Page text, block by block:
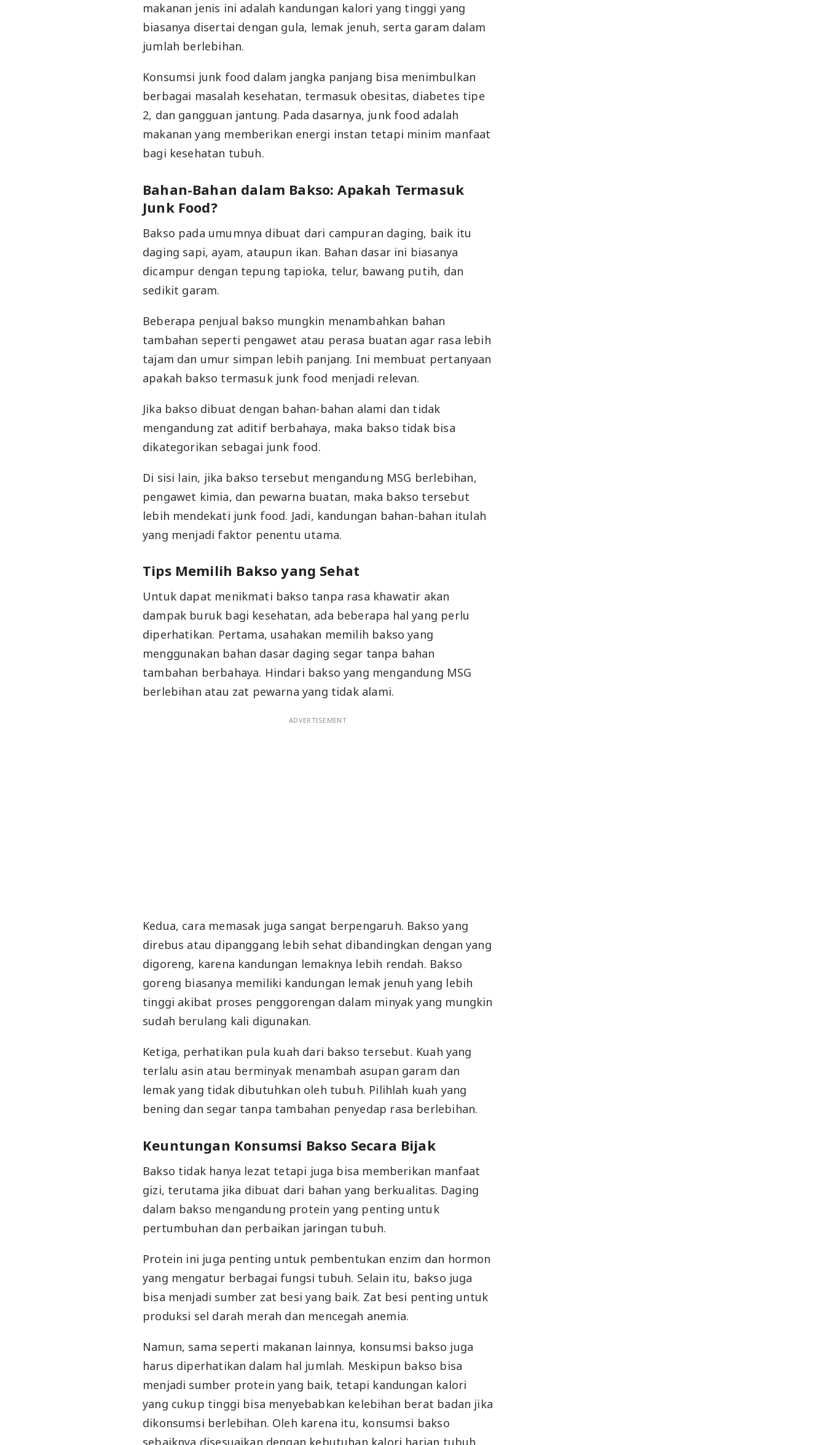
makanan jenis ini adalah kandungan kalori yang tinggi yang
biasanya disertai dengan gula, lemak jenuh, serta garam dalam
jumlah berlebihan.
Konsumsi junk food dalam jangka panjang bisa menimbulkan
berbagai masalah kesehatan, termasuk obesitas, diabetes tipe
2, dan gangguan jantung. Pada dasarnya, junk food adalah
makanan yang memberikan energi instan tetapi minim manfaat
bagi kesehatan tubuh.
Bahan-Bahan dalam Bakso: Apakah Termasuk
Junk Food?
Bakso pada umumnya dibuat dari campuran daging, baik itu
daging sapi, ayam, ataupun ikan. Bahan dasar ini biasanya
dicampur dengan tepung tapioka, telur, bawang putih, dan
sedikit garam.
Beberapa penjual bakso mungkin menambahkan bahan
tambahan seperti pengawet atau perasa buatan agar rasa lebih
tajam dan umur simpan lebih panjang. Ini membuat pertanyaan
apakah bakso termasuk junk food menjadi relevan.
Jika bakso dibuat dengan bahan-bahan alami dan tidak
mengandung zat aditif berbahaya, maka bakso tidak bisa
dikategorikan sebagai junk food.
Di sisi lain, jika bakso tersebut mengandung MSG berlebihan,
pengawet kimia, dan pewarna buatan, maka bakso tersebut
lebih mendekati junk food. Jadi, kandungan bahan-bahan itulah
yang menjadi faktor penentu utama.
Tips Memilih Bakso yang Sehat
Untuk dapat menikmati bakso tanpa rasa khawatir akan
dampak buruk bagi kesehatan, ada beberapa hal yang perlu
diperhatikan. Pertama, usahakan memilih bakso yang
menggunakan bahan dasar daging segar tanpa bahan
tambahan berbahaya. Hindari bakso yang mengandung MSG
berlebihan atau zat pewarna yang tidak alami.
ADVERTISEMENT
Kedua, cara memasak juga sangat berpengaruh. Bakso yang
direbus atau dipanggang lebih sehat dibandingkan dengan yang
digoreng, karena kandungan lemaknya lebih rendah. Bakso
goreng biasanya memiliki kandungan lemak jenuh yang lebih
tinggi akibat proses penggorengan dalam minyak yang mungkin
sudah berulang kali digunakan.
Ketiga, perhatikan pula kuah dari bakso tersebut. Kuah yang
terlalu asin atau berminyak menambah asupan garam dan
lemak yang tidak dibutuhkan oleh tubuh. Pilihlah kuah yang
bening dan segar tanpa tambahan penyedap rasa berlebihan.
Keuntungan Konsumsi Bakso Secara Bijak
Bakso tidak hanya lezat tetapi juga bisa memberikan manfaat
gizi, terutama jika dibuat dari bahan yang berkualitas. Daging
dalam bakso mengandung protein yang penting untuk
pertumbuhan dan perbaikan jaringan tubuh.
Protein ini juga penting untuk pembentukan enzim dan hormon
yang mengatur berbagai fungsi tubuh. Selain itu, bakso juga
bisa menjadi sumber zat besi yang baik. Zat besi penting untuk
produksi sel darah merah dan mencegah anemia.
Namun, sama seperti makanan lainnya, konsumsi bakso juga
harus diperhatikan dalam hal jumlah. Meskipun bakso bisa
menjadi sumber protein yang baik, tetapi kandungan kalori
yang cukup tinggi bisa menyebabkan kelebihan berat badan jika
dikonsumsi berlebihan. Oleh karena itu, konsumsi bakso
sebaiknya disesuaikan dengan kebutuhan kalori harian tubuh.